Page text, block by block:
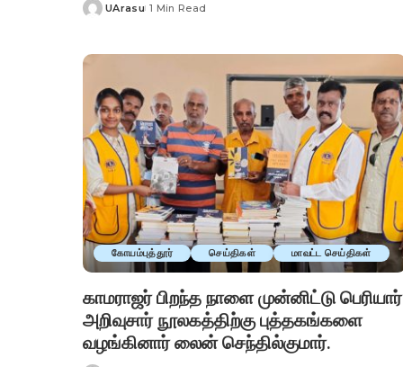
Posted
UArasu 1 Min Read
கோயம்புத்தூர் செய்திகள் மாவட்ட செய்திகள்
காமராஜர் பிறந்த நாளை முன்னிட்டு பெரியார்
அறிவுசார் நூலகத்திற்கு புத்தகங்களை
வழங்கினார் லைன் செந்தில்குமார்.